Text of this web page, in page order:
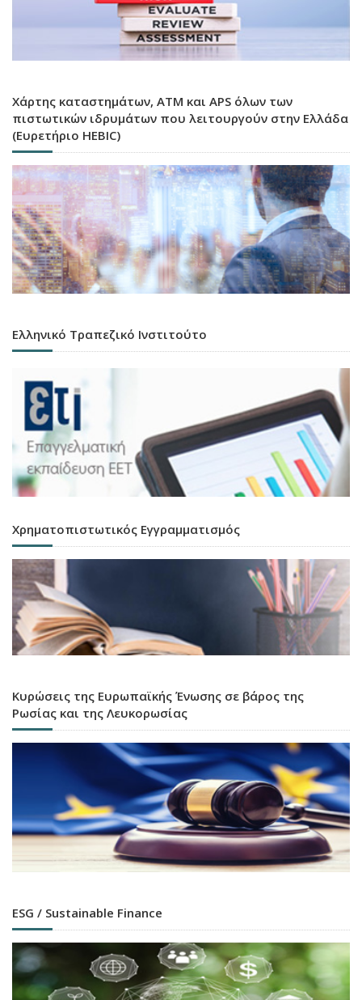
Χάρτης καταστημάτων, ATM και APS όλων των
πιστωτικών ιδρυμάτων που λειτουργούν στην Ελλάδα
(Ευρετήριο HEBIC)
Ελληνικό Τραπεζικό Ινστιτούτο
Χρηματοπιστωτικός Εγγραμματισμός
Κυρώσεις της Ευρωπαϊκής Ένωσης σε βάρος της
Ρωσίας και της Λευκορωσίας
ESG / Sustainable Finance